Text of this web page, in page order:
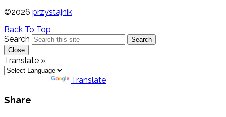
©2026 przystajnik
Back To Top
Search
Search
Close
Translate »
Translate
Share